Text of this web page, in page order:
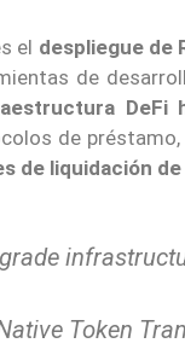
el despliegue de
de
DeFi
de
de liquidación de
Token